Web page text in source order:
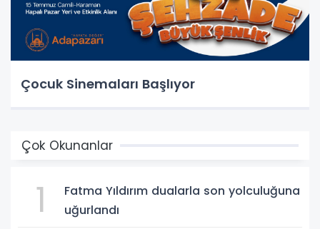
Çocuk Sinemaları Başlıyor
Çok Okunanlar
1
Fatma Yıldırım dualarla son yolculuğuna
uğurlandı